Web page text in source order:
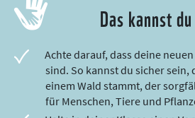
Das kannst
Achte darauf, dass deine
sind. So kannst du sicher sein,
einem Wald stammt, der
für Menschen, Tiere und